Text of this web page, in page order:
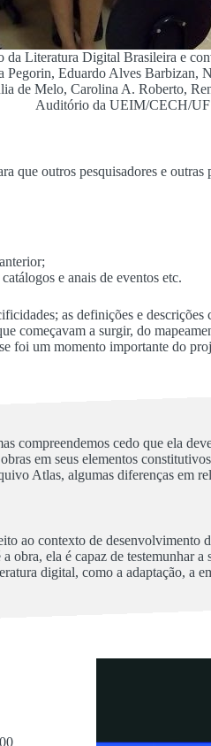
Literatura Digital Brasileira e
Pegorin, Eduardo Alves
de Melo, Carolina A. Roberto,
Auditório da UEIM/CECH/
outros pesquisadores e
e anais de eventos etc.
as definições e
começavam a surgir, do
foi um momento importante do
compreendemos cedo que ela
em seus elementos
Atlas, algumas diferenças em
ao contexto de
ela é capaz de testemunhar
digital, como a adaptação, a